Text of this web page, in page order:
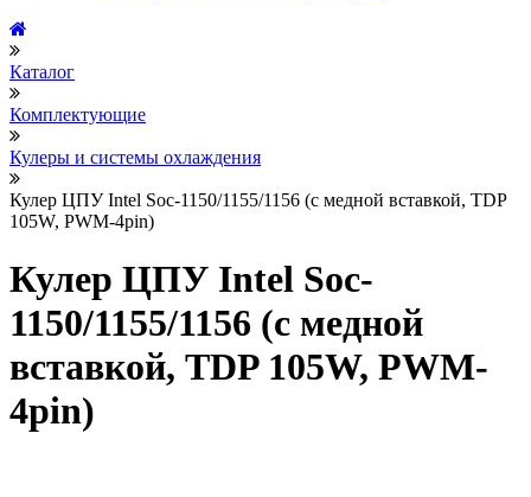
Каталог
Комплектующие
Кулеры и системы охлаждения
Кулер ЦПУ Intel Soc-1150/1155/1156 (с медной вставкой, TDP
105W, PWM-4pin)
Кулер ЦПУ Intel Soc-
1150/1155/1156 (с медной
вставкой, TDP 105W, PWM-
4pin)